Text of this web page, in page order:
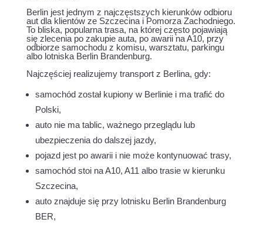
Berlin jest jednym z najczęstszych kierunków odbioru
aut dla klientów ze Szczecina i Pomorza Zachodniego.
To bliska, popularna trasa, na której często pojawiają
się zlecenia po zakupie auta, po awarii na A10, przy
odbiorze samochodu z komisu, warsztatu, parkingu
albo lotniska Berlin Brandenburg.
Najczęściej realizujemy transport z Berlina, gdy:
samochód został kupiony w Berlinie i ma trafić do
Polski,
auto nie ma tablic, ważnego przeglądu lub
ubezpieczenia do dalszej jazdy,
pojazd jest po awarii i nie może kontynuować trasy,
samochód stoi na A10, A11 albo trasie w kierunku
Szczecina,
auto znajduje się przy lotnisku Berlin Brandenburg
BER,